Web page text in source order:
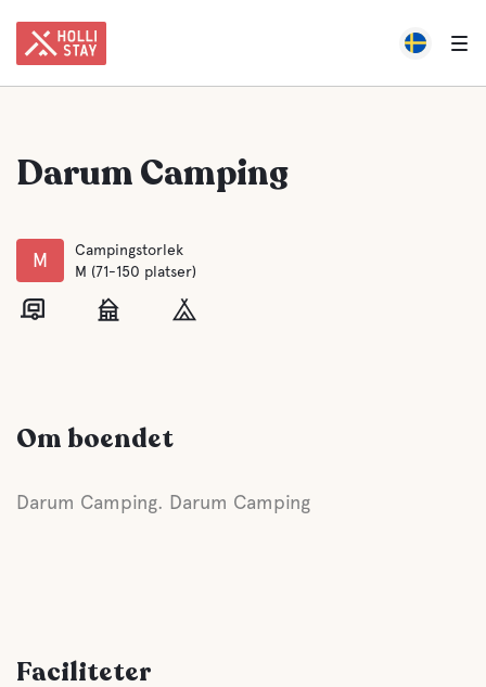
Darum Camping
M
Campingstorlek
M (71-150 platser)
Om boendet
Darum Camping. Darum Camping
Faciliteter